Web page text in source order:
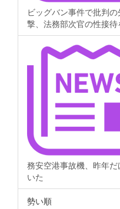
ビッグバン事件で批判
撃、法務部次官の性接
務安空港事故機、昨年
いた
勢い順